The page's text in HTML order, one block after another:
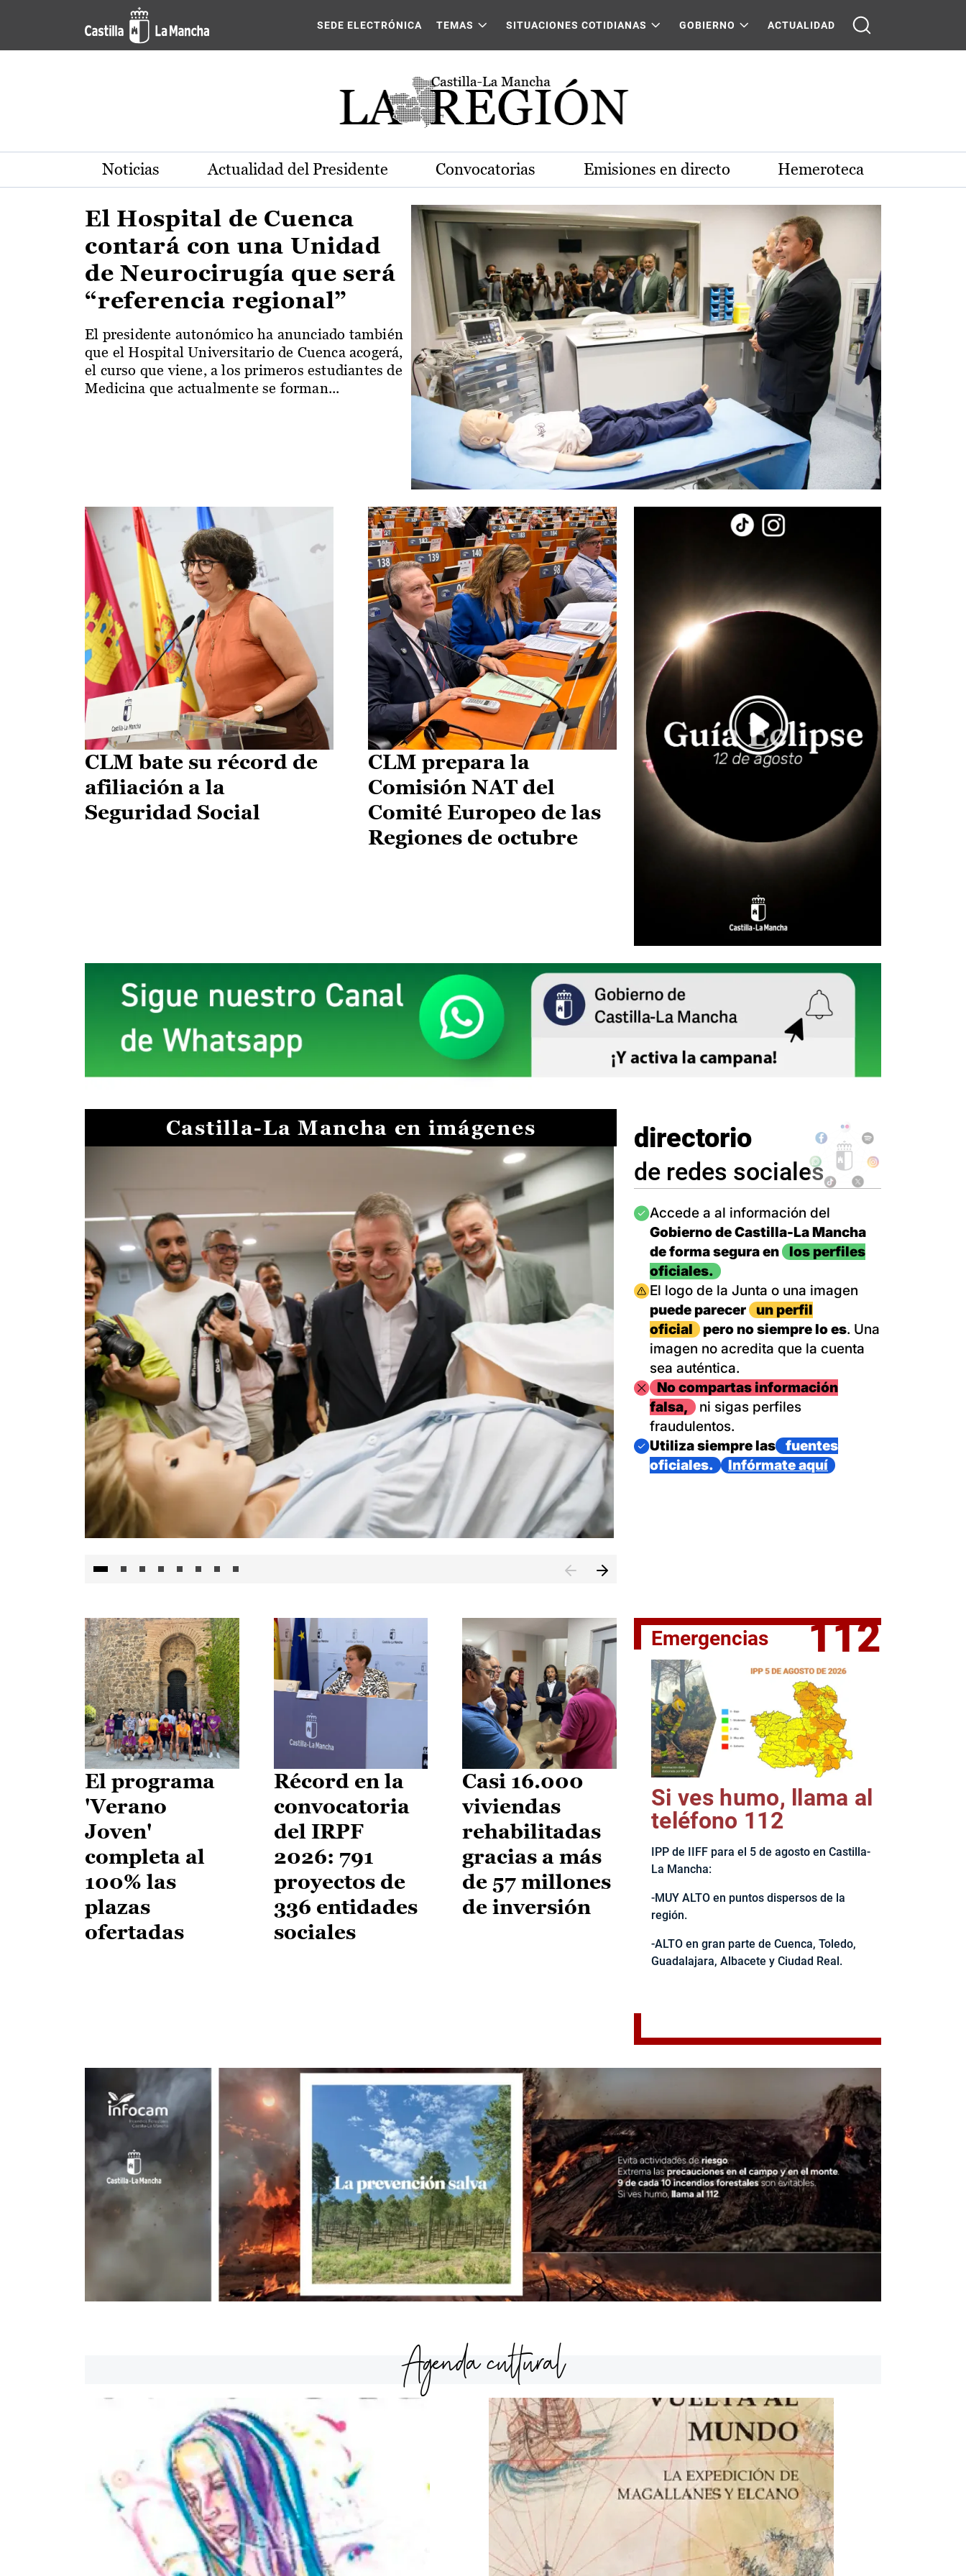
Pasar al contenido principal
Actualidad de la región de Castilla-La Mancha
SEDE ELECTRÓNICA TEMAS SITUACIONES COTIDIANAS GOBIERNO ACTUALIDAD
Noticias Actualidad del Presidente Convocatorias Emisiones en directo Hemeroteca
El Hospital de Cuenca
contará con una Unidad
de Neurocirugía que será
“referencia regional”
El presidente autonómico ha anunciado también
que el Hospital Universitario de Cuenca acogerá,
el curso que viene, a los primeros estudiantes de
Medicina que actualmente se forman...
CLM bate su récord de
afiliación a la
Seguridad Social
CLM prepara la
Comisión NAT del
Comité Europeo de las
Regiones de octubre
Castilla-La Mancha en imágenes
El jefe del Ejecutivo castellanomanchego, Emiliano García-
directorio
de redes sociales
Imagen
Accede a al información del
Gobierno de Castilla-La Mancha
de forma segura en
los perfiles
oficiales.
Imagen
El logo de la Junta o una imagen
puede parecer
un perfil
oficial
pero no siempre lo es. Una
imagen no acredita que la cuenta
sea auténtica.
ImagenNo compartas información
falsa,
ni sigas perfiles
fraudulentos.
Imagen
Utiliza siempre las
fuentes
oficiales.
Infórmate aquí
El programa
'Verano
Joven'
completa al
100% las
plazas
ofertadas
Récord en la
convocatoria
del IRPF
2026: 791
proyectos de
336 entidades
sociales
Casi 16.000
viviendas
rehabilitadas
gracias a más
de 57 millones
de inversión
Emergencias 112
Si ves humo, llama al
teléfono 112
IPP de IIFF para el 5 de agosto en Castilla-
La Mancha:
-MUY ALTO en puntos dispersos de la
región.
-ALTO en gran parte de Cuenca, Toledo,
Guadalajara, Albacete y Ciudad Real.
Agenda cultural